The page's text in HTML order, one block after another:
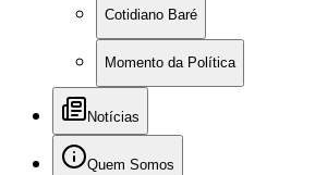
Cotidiano Baré
Momento da Política
Notícias
Quem Somos